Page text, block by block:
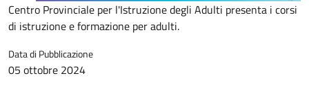
Centro Provinciale per l'Istruzione degli Adulti presenta i corsi
di istruzione e formazione per adulti.
Data di Pubblicazione
05 ottobre 2024